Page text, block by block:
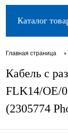
Каталог
Главная страница •
Кабель с
FLK14/OE/
(2305774